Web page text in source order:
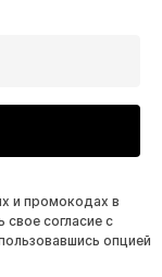
и промокодах в
согласие с
опцией